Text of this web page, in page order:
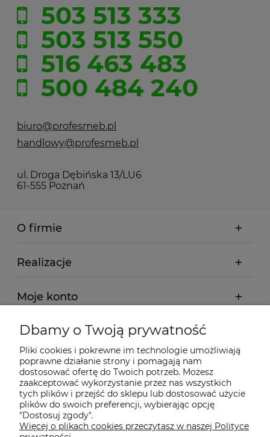
503 513 333
503 513 550
516 463 483
500 484 240
biuro@profesmeb.pl
handlowy@profesmeb.pl
ul. Droga Dębińska 13/LU6
61-555 Poznań
O firmie
Realizacje
Moje konto
Regulamin
Dostawa - realizacja
Gwarancja i zwroty
Pomoc
Dbamy o Twoją prywatność
Pliki cookies i pokrewne im technologie umożliwiają
poprawne działanie strony i pomagają nam
dostosować ofertę do Twoich potrzeb. Możesz
zaakceptować wykorzystanie przez nas wszystkich
tych plików i przejść do sklepu lub dostosować użycie
plików do swoich preferencji, wybierając opcję
"Dostosuj zgody".
Więcej o plikach cookies przeczytasz w naszej Polityce